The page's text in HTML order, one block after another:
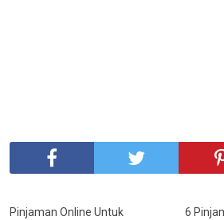
Pinjaman Online Untuk
6